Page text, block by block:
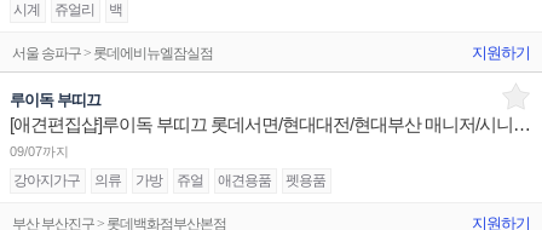
시계 쥬얼리 백
서울 송파구 > 롯데에비뉴엘잠실점 지원하기
루이독 부띠끄
[애견편집샵]루이독 부띠끄 롯데서면/현대대전/현대부산 매니저/시니어/주니어 채용
09/07까지
강아지가구 의류 가방 쥬얼 애견용품 펫용품
부산 부산진구 > 롯데백화점부산본점 지원하기